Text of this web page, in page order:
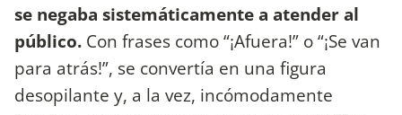
se negaba sistemáticamente a atender al
público. Con frases como “¡Afuera!” o “¡Se van
para atrás!”, se convertía en una figura
desopilante y, a la vez, incómodamente